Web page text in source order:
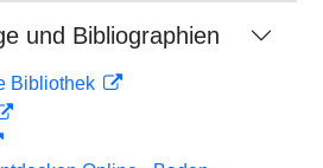
und Bibliographien
Bibliothek